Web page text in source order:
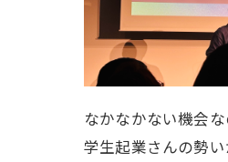
なかなかない機会
学生起業さんの勢